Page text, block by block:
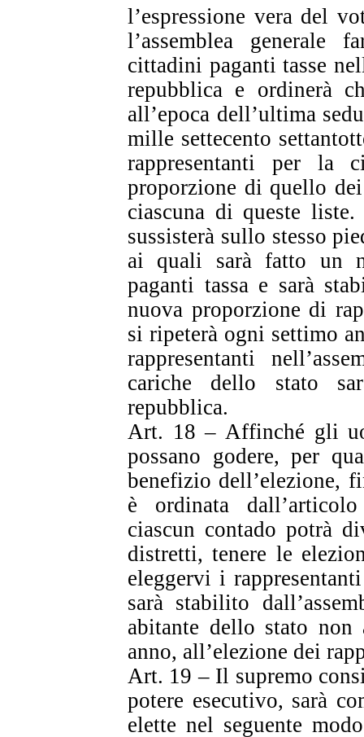
l’espressione vera del
l’assemblea generale
cittadini paganti tasse
repubblica e ordinerà
all’epoca dell’ultima
mille settecento
rappresentanti per la
proporzione di quello
ciascuna di queste
sussisterà sullo stesso
ai quali sarà fatto un
paganti tassa e sarà
nuova proporzione di
si ripeterà ogni settimo
rappresentanti
cariche dello stato
repubblica.
Art. 18 – Affinché gli
possano godere, per
benefizio dell’elezione,
è ordinata
ciascun contado potrà
distretti, tenere le
eleggervi i
sarà stabilito
abitante dello stato
anno, all’elezione dei
Art. 19 – Il supremo
potere esecutivo, sarà
elette nel seguente